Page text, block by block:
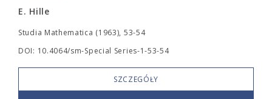
E. Hille
Studia Mathematica (1963), 53-54
DOI: 10.4064/sm-Special Series-1-53-54
SZCZEGÓŁY